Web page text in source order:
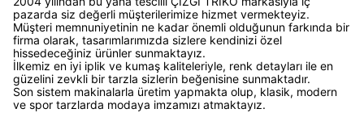
pazarda siz değerli müşterilerimize hizmet vermekteyiz.
Müşteri memnuniyetinin ne kadar önemli olduğunun farkında bir
firma olarak, tasarımlarımızda sizlere kendinizi özel
hissedeceğiniz ürünler sunmaktayız.
İlkemiz en iyi iplik ve kumaş kaliteleriyle, renk detayları ile en
güzelini zevkli bir tarzla sizlerin beğenisine sunmaktadır.
Son sistem makinalarla üretim yapmakta olup, klasik, modern
ve spor tarzlarda modaya imzamızı atmaktayız.